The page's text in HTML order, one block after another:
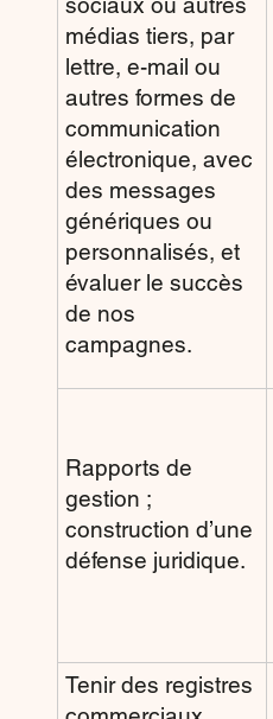
médias tiers, par
lettre, e-mail ou
autres formes de
communication
électronique, avec
des messages
génériques ou
personnalisés, et
évaluer le succès
de nos
campagnes.
Rapports de
gestion ;
construction d’une
défense juridique.
Tenir des registres